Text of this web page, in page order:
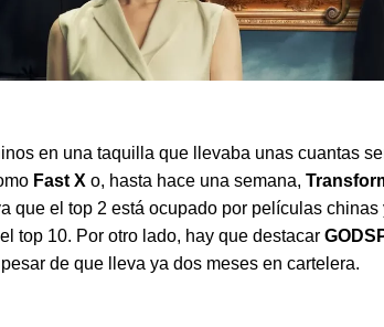
en una taquilla que llevaba unas cuantas
Fast Xo, hasta hace una semana,
que el top 2 está ocupado por películas chinas
top 10. Por otro lado, hay que destacar
de que lleva ya dos meses en cartelera.